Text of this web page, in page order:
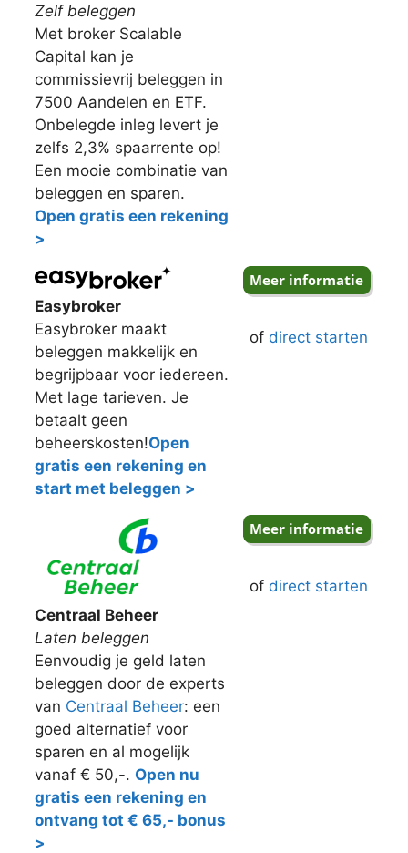
Zelf beleggen
Met broker Scalable
Capital kan je
commissievrij beleggen in
7500 Aandelen en ETF.
Onbelegde inleg levert je
zelfs 2,3% spaarrente op!
Een mooie combinatie van
beleggen en sparen.
Open gratis een rekening
>
Easybroker
Easybroker maakt
beleggen makkelijk en
begrijpbaar voor iedereen.
Met lage tarieven. Je
betaalt geen
beheerskosten!Open
gratis een rekening en
start met beleggen >
of direct starten
Centraal Beheer
Laten beleggen
Eenvoudig je geld laten
beleggen door de experts
van Centraal Beheer: een
goed alternatief voor
sparen en al mogelijk
vanaf € 50,-. Open nu
gratis een rekening en
ontvang tot € 65,- bonus
>
of direct starten